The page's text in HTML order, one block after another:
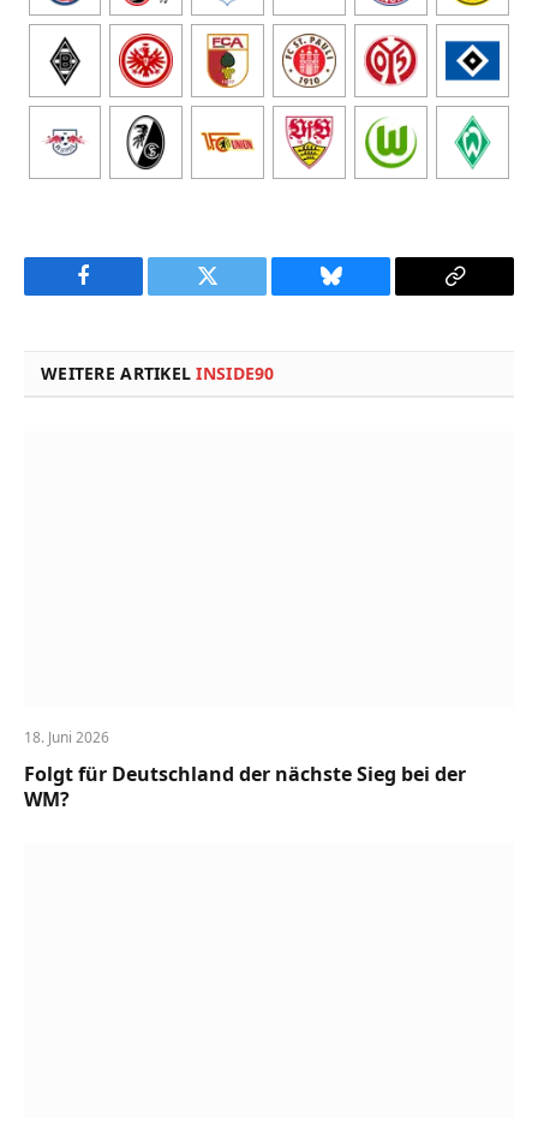
Facebook Twitter Bluesky
Copy
WEITERE ARTIKELINSIDE90
18. Juni 2026
Folgt für Deutschland der nächste Sieg bei der
WM?